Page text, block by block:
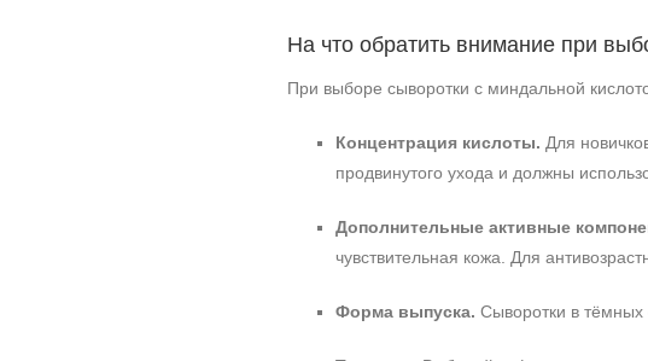
На что обратить внимание при
При выборе сыворотки с миндальной
Концентрация кислоты. Для
продвинутого ухода и должны
Дополнительные активные
чувствительная кожа. Для
Форма выпуска. Сыворотки в тёмных